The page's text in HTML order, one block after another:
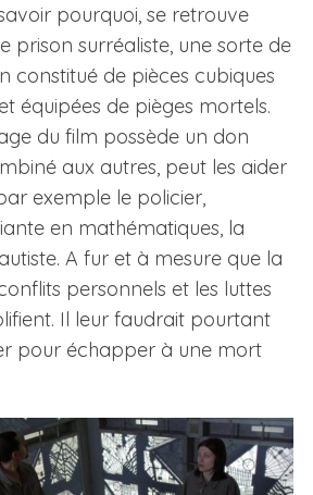
pourquoi, se retrouve
prison surréaliste, une sorte de
constitué de pièces cubiques
équipées de pièges mortels.
du film possède un don
aux autres, peut les aider
exemple le policier,
en mathématiques, la
A fur et à mesure que la
personnels et les luttes
Il leur faudrait pourtant
pour échapper à une mort